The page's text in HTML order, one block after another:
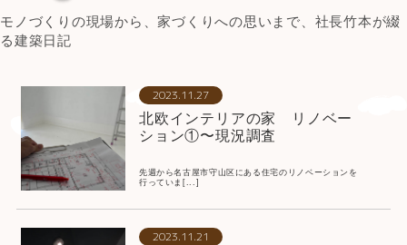
モノづくりの現場から、家づくりへの思いまで、社長竹本が綴
る建築日記
2023.11.27
北欧インテリアの家 リノベー
ション①〜現況調査
先週から名古屋市守山区にある住宅のリノベーションを
行っていま[...]
2023.11.21